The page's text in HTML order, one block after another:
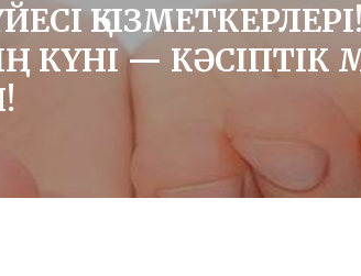
КҮНІ — КӘСІПТІК